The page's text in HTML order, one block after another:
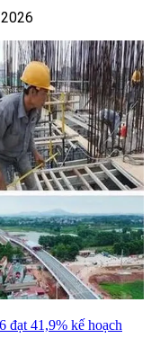
đạt 41,9% kế hoạch